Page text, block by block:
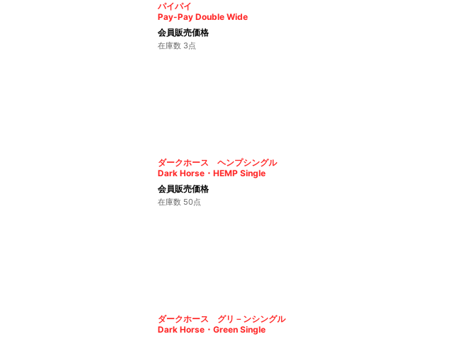
パイパイ
Pay-Pay Double Wide
会員販売価格
在庫数 3点
ダークホース ヘンプシングル
Dark Horse・HEMP Single
会員販売価格
在庫数 50点
ダークホース グリ－ンシングル
Dark Horse・Green Single